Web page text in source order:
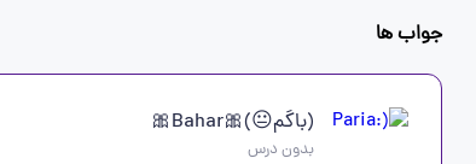
جواب ها
(باگم😐)🎀Bahar🎀
بدون درس